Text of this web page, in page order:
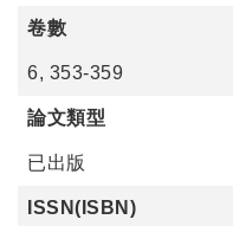
卷數
6, 353-359
論文類型
已出版
ISSN(ISBN)